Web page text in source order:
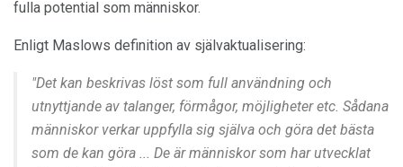
fulla potential som människor.
Enligt Maslows definition av självaktualisering:
"Det kan beskrivas löst som full användning och
utnyttjande av talanger, förmågor, möjligheter etc. Sådana
människor verkar uppfylla sig själva och göra det bästa
som de kan göra ... De är människor som har utvecklat